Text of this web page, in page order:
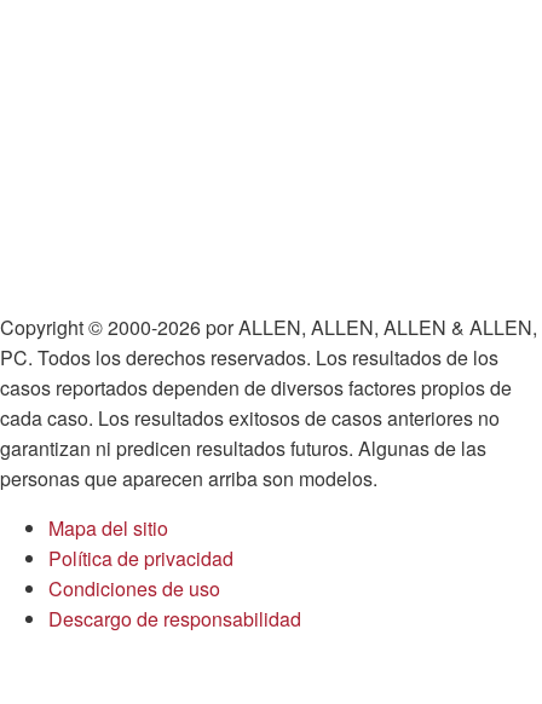
Copyright © 2000-2026 por ALLEN, ALLEN, ALLEN & ALLEN,
PC. Todos los derechos reservados. Los resultados de los
casos reportados dependen de diversos factores propios de
cada caso. Los resultados exitosos de casos anteriores no
garantizan ni predicen resultados futuros. Algunas de las
personas que aparecen arriba son modelos.
Mapa del sitio
Política de privacidad
Condiciones de uso
Descargo de responsabilidad